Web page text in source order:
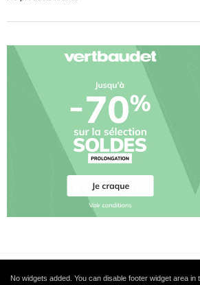
No widgets added. You can disable footer widget area in